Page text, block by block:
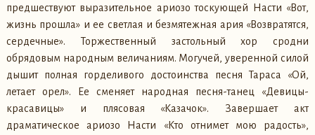
предшествуют выразительное ариозо тоскующей Насти «Вот,
жизнь прошла» и ее светлая и безмятежная ария «Возвратятся,
сердечные». Торжественный застольный хор сродни
обрядовым народным величаниям. Могучей, уверенной силой
дышит полная горделивого достоинства песня Тараса «Ой,
летает орел». Ее сменяет народная песня-танец «Девицы-
красавицы» и плясовая «Казачок». Завершает акт
драматическое ариозо Насти «Кто отнимет мою радость»,